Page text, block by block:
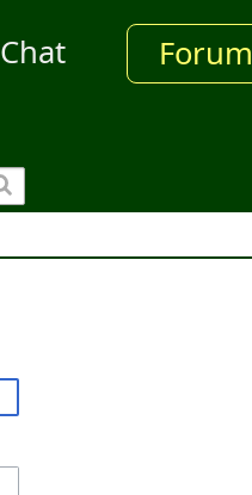
Chat Forum